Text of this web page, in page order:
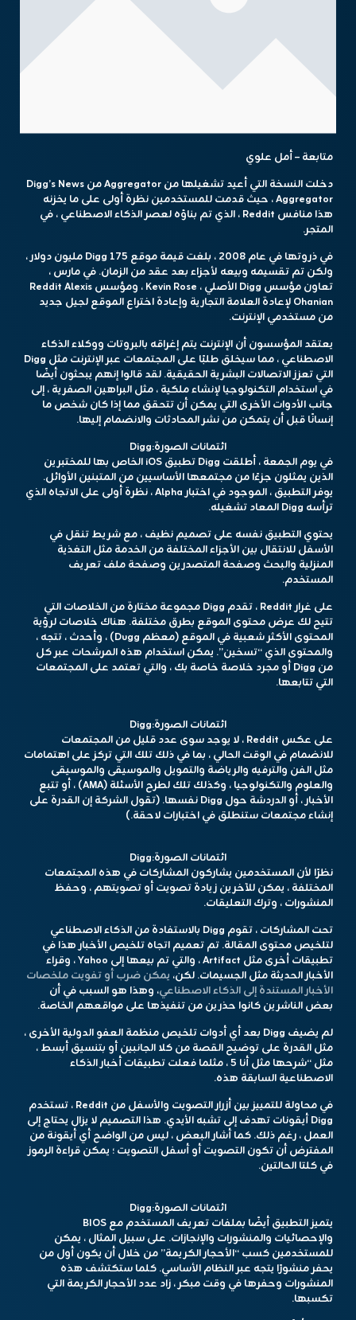
متابعة – أمل علوي
دخلت النسخة التي أعيد تشغيلها من Aggregator من Digg’s News
Aggregator ، حيث قدمت للمستخدمين نظرة أولى على ما يخزنه
هذا منافس Reddit ، الذي تم بناؤه لعصر الذكاء الاصطناعي ، في
المتجر.
في ذروتها في عام 2008 ، بلغت قيمة موقع Digg 175 مليون دولار ،
ولكن تم تقسيمه وبيعه لأجزاء بعد عقد من الزمان. في مارس ،
تعاون مؤسس Digg الأصلي ، Kevin Rose ، ومؤسس Reddit Alexis
Ohanian لإعادة العلامة التجارية وإعادة اختراع الموقع لجيل جديد
من مستخدمي الإنترنت.
يعتقد المؤسسون أن الإنترنت يتم إغراقه بالبروتات ووكلاء الذكاء
الاصطناعي ، مما سيخلق طلبًا على المجتمعات عبر الإنترنت مثل Digg
التي تعزز الاتصالات البشرية الحقيقية. لقد قالوا إنهم يبحثون أيضًا
في استخدام التكنولوجيا لإنشاء ملكية ، مثل البراهين الصفرية ، إلى
جانب الأدوات الأخرى التي يمكن أن تتحقق مما إذا كان شخص ما
إنسانًا قبل أن يتمكن من نشر المحادثات والانضمام إليها.
ائتمانات الصورة:Digg
في يوم الجمعة ، أطلقت Digg تطبيق iOS الخاص بها للمختبرين
الذين يمثلون جزءًا من مجتمعها الأساسيين من المتبنين الأوائل.
يوفر التطبيق ، الموجود في اختبار Alpha ، نظرة أولى على الاتجاه الذي
ترأسه Digg المعاد تشغيله.
يحتوي التطبيق نفسه على تصميم نظيف ، مع شريط تنقل في
الأسفل للانتقال بين الأجزاء المختلفة من الخدمة مثل التغذية
المنزلية والبحث وصفحة المتصدرين وصفحة ملف تعريف
المستخدم.
على غرار Reddit ، تقدم Digg مجموعة مختارة من الخلاصات التي
تتيح لك عرض محتوى الموقع بطرق مختلفة. هناك خلاصات لرؤية
المحتوى الأكثر شعبية في الموقع (معظم Dugg) ، وأحدث ، تتجه ،
والمحتوى الذي “تسخين”. يمكن استخدام هذه المرشحات عبر كل
من Digg أو مجرد خلاصة خاصة بك ، والتي تعتمد على المجتمعات
التي تتابعها.
ائتمانات الصورة:Digg
على عكس Reddit ، لا يوجد سوى عدد قليل من المجتمعات
للانضمام في الوقت الحالي ، بما في ذلك تلك التي تركز على اهتمامات
مثل الفن والترفيه والرياضة والتمويل والموسيقى والموسيقى
والعلوم والتكنولوجيا ، وكذلك تلك لطرح الأسئلة (AMA) ، أو تتبع
الأخبار ، أو الدردشة حول Digg نفسها. (تقول الشركة إن القدرة على
إنشاء مجتمعات ستنطلق في اختبارات لاحقة.)
ائتمانات الصورة:Digg
نظرًا لأن المستخدمين يشاركون المشاركات في هذه المجتمعات
المختلفة ، يمكن للآخرين زيادة تصويت أو تصويتهم ، وحفظ
المنشورات ، وترك التعليقات.
تحت المشاركات ، تقوم Digg بالاستفادة من الذكاء الاصطناعي
لتلخيص محتوى المقالة. تم تعميم اتجاه تلخيص الأخبار هذا في
تطبيقات أخرى مثل Artifact ، والتي تم بيعها إلى Yahoo ، وقراء
الأخبار الحديثة مثل الجسيمات. لكن، يمكن ضرب أو تفويت ملخصات
الأخبار المستندة إلى الذكاء الاصطناعي، وهذا هو السبب في أن
بعض الناشرين كانوا حذرين من تنفيذها على مواقعهم الخاصة.
لم يضيف Digg بعد أي أدوات تلخيص منظمة العفو الدولية الأخرى ،
مثل القدرة على توضيح القصة من كلا الجانبين أو بتنسيق أبسط ،
مثل “شرحها مثل أنا 5 ، مثلما فعلت تطبيقات أخبار الذكاء
الاصطناعية السابقة هذه.
في محاولة للتمييز بين أزرار التصويت والأسفل من Reddit ، تستخدم
Digg أيقونات تهدف إلى تشبه الأيدي. هذا التصميم لا يزال يحتاج إلى
العمل ، رغم ذلك. كما أشار البعض ، ليس من الواضح أي أيقونة من
المفترض أن تكون التصويت أو أسفل التصويت ؛ يمكن قراءة الرموز
في كلتا الحالتين.
ائتمانات الصورة:Digg
يتميز التطبيق أيضًا بملفات تعريف المستخدم مع BIOS
والإحصائيات والمنشورات والإنجازات. على سبيل المثال ، يمكن
للمستخدمين كسب “الأحجار الكريمة” من خلال أن يكون أول من
يحفر منشورًا يتجه عبر النظام الأساسي. كلما ستكتشف هذه
المنشورات وحفرها في وقت مبكر ، زاد عدد الأحجار الكريمة التي
تكسبها.